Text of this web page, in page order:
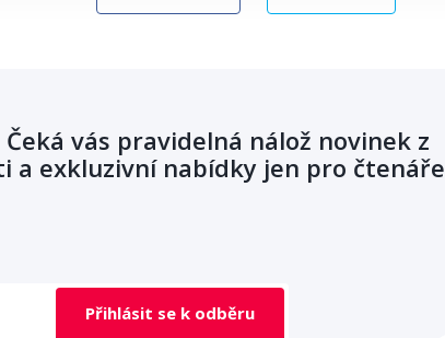
vás pravidelná nálož novinek z
a exkluzivní nabídky jen pro čtenáře
Přihlásit se k odběru